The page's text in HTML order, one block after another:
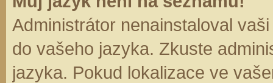
Administrátor nenainstaloval
do vašeho jazyka. Zkuste
jazyka. Pokud lokalizace ve